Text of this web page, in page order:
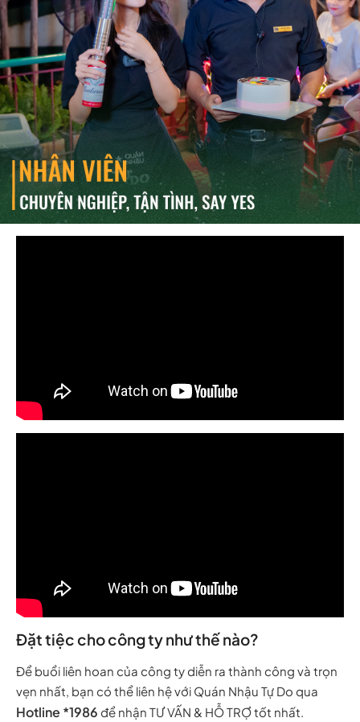
Đặt tiệc cho công ty như thế nào?
Để buổi liên hoan của công ty diễn ra thành công và trọn
vẹn nhất, bạn có thể liên hệ với Quán Nhậu Tự Do qua
Hotline *1986 để nhận TƯ VẤN & HỖ TRỢ tốt nhất.